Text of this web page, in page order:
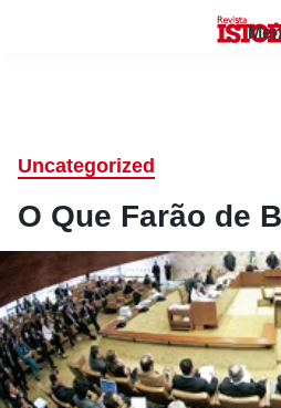
Uncategorized
O Que Farão de